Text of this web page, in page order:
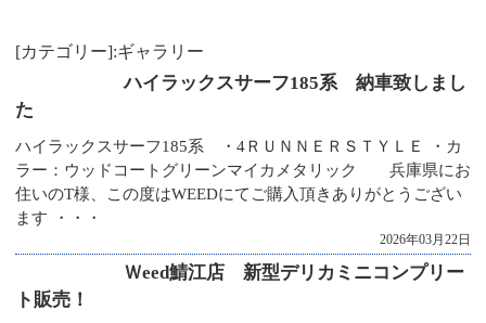
[カテゴリー]:ギャラリー
ハイラックスサーフ185系 納車致しまし
た
ハイラックスサーフ185系 ・4ＲＵＮＮＥＲＳＴＹＬＥ ・カ
ラー：ウッドコートグリーンマイカメタリック 兵庫県にお
住いのT様、この度はWEEDにてご購入頂きありがとうござい
ます ・・・
2026年03月22日
Ｗeed鯖江店 新型デリカミニコンプリー
ト販売！